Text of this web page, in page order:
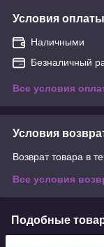
Условия оплаты
Наличными
Безналичный
Все условия
Условия
Возврат товара в
Все условия
Подобные